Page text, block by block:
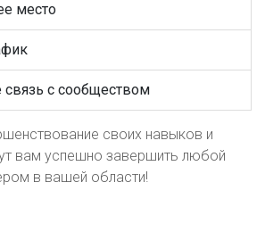
место
с сообществом
своих навыков и
вам успешно завершить любой
в вашей области!